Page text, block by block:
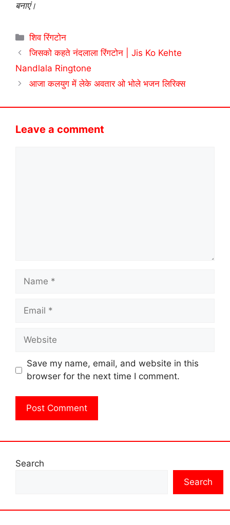
बनाएं।
Categories
शिव रिंगटोन
जिसको कहते नंदलाला रिंगटोन | Jis Ko Kehte
Nandlala Ringtone
आजा कलयुग में लेके अवतार ओ भोले भजन लिरिक्स
Leave a comment
Name
Email
Website
Save my name, email, and website in this
browser for the next time I comment.
Search
Search